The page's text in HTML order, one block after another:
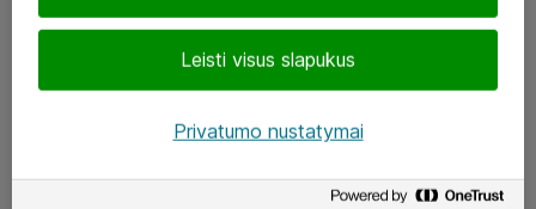
Aplankykite mus
Leisti visus slapukus
Privatumo nustatymai